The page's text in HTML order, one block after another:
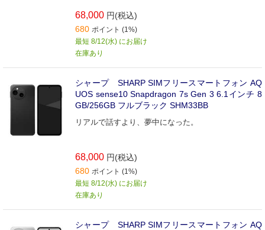
68,000 円(税込)
680 ポイント (1%)
最短 8/12(水) にお届け
在庫あり
シャープ SHARP SIMフリースマートフォン AQ
UOS sense10 Snapdragon 7s Gen 3 6.1インチ 8
GB/256GB フルブラック SHM33BB
リアルで話すより、夢中になった。
68,000 円(税込)
680 ポイント (1%)
最短 8/12(水) にお届け
在庫あり
シャープ SHARP SIMフリースマートフォン AQ